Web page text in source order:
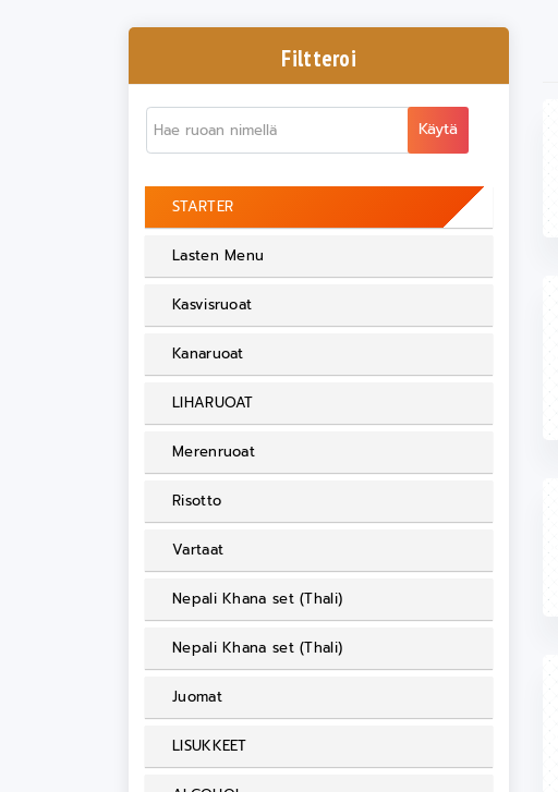
Filtteroi
Käytä
STARTER
Lasten Menu
Kasvisruoat
Kanaruoat
LIHARUOAT
Merenruoat
Risotto
Vartaat
Nepali Khana set (Thali)
Nepali Khana set (Thali)
Juomat
LISUKKEET